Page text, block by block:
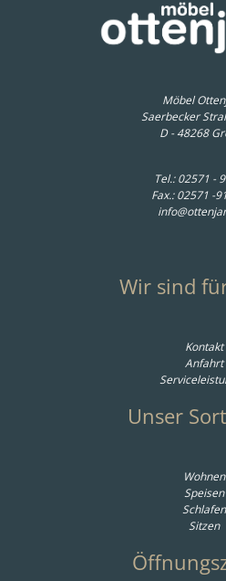
Möbel
Saerbecker
D - 48268
Tel.:02571 -
Fax.: 02571 -
Wir sind
Kontakt
Anfahrt
Unser
Wohnen
Speisen
Schlafen
Sitzen